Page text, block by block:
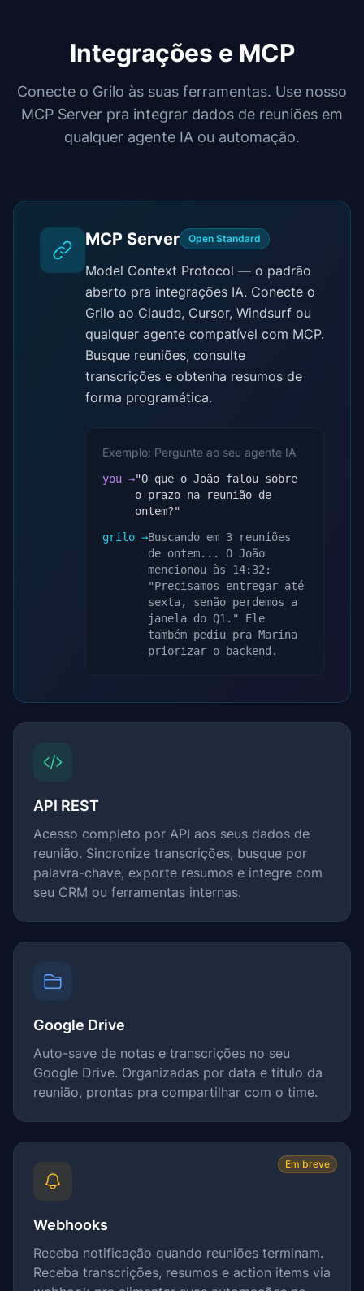
Integrações e MCP
Conecte o Grilo às suas ferramentas. Use nosso
MCP Server pra integrar dados de reuniões em
qualquer agente IA ou automação.
MCP Server Open Standard
Model Context Protocol — o padrão
aberto pra integrações IA. Conecte o
Grilo ao Claude, Cursor, Windsurf ou
qualquer agente compatível com MCP.
Busque reuniões, consulte
transcrições e obtenha resumos de
forma programática.
Exemplo: Pergunte ao seu agente IA
you →"O que o João falou sobre
o prazo na reunião de
ontem?"
grilo →Buscando em 3 reuniões
de ontem... O João
mencionou às 14:32:
"Precisamos entregar até
sexta, senão perdemos a
janela do Q1." Ele
também pediu pra Marina
priorizar o backend.
API REST
Acesso completo por API aos seus dados de
reunião. Sincronize transcrições, busque por
palavra-chave, exporte resumos e integre com
seu CRM ou ferramentas internas.
Google Drive
Auto-save de notas e transcrições no seu
Google Drive. Organizadas por data e título da
reunião, prontas pra compartilhar com o time.
Em breve
Webhooks
Receba notificação quando reuniões terminam.
Receba transcrições, resumos e action items via